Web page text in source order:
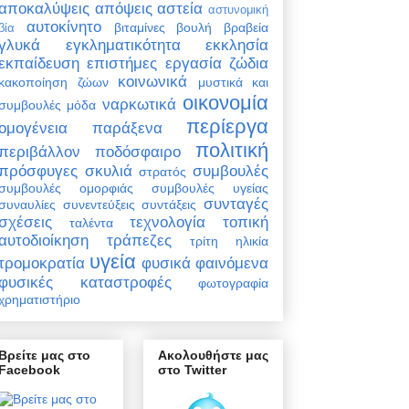
απόψεις αστεία αστυνομική
βία
αυτοκίνητο βιταμίνες βουλή βραβεία
εγκληματικότητα
εκκλησία
επιστήμες εργασία ζώδια
κακοποίηση ζώων κοινωνικά
μυστικά και
μόδα ναρκωτικά οικονομία
παράξενα περίεργα
ποδόσφαιρο πολιτική
σκυλιά στρατός συμβουλές
ομορφιάς
συμβουλές υγείας
συνεντεύξεις συντάξεις συνταγές
ταλέντα τεχνολογία
τοπική
τράπεζες τρίτη ηλικία
υγεία φυσικά φαινόμενα
καταστροφές
φωτογραφία
Βρείτε μας στο
Facebook
Ακολουθήστε μας
στο Twitter